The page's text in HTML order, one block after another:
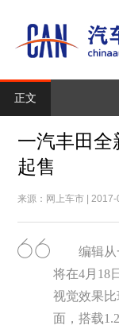
正文
一汽丰田全
起售
来源：网上车市 |
编辑
将在4月18
视觉效果
面，搭载